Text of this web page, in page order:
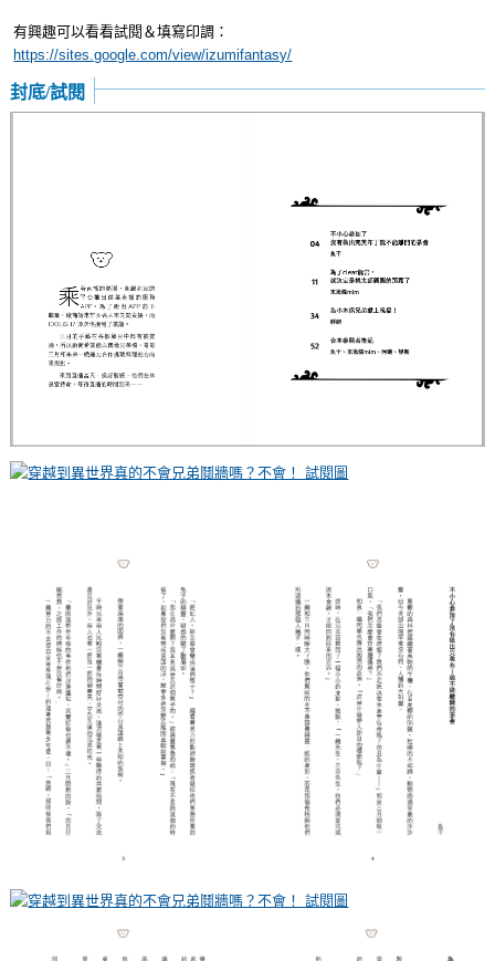
有興趣可以看看試閱＆填寫印調：
https://sites.google.com/view/izumifantasy/
封底/試閱